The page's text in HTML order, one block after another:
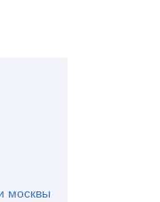
москвы